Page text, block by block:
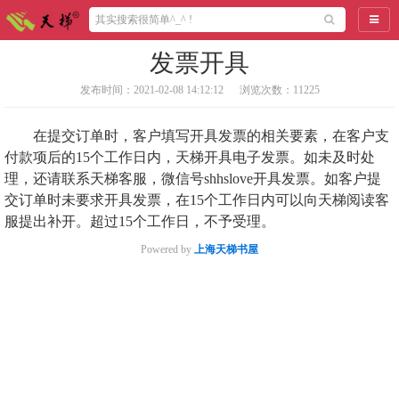
导航
发票开具
发布时间：2021-02-08 14:12:12 浏览次数：11225
在提交订单时，客户填写开具发票的相关要素，在客户支
付款项后的15个工作日内，天梯开具电子发票。如未及时处
理，还请联系天梯客服，微信号shhslove开具发票。如客户提
交订单时未要求开具发票，在15个工作日内可以向天梯阅读客
服提出补开。超过15个工作日，不予受理。
Powered by 上海天梯书屋